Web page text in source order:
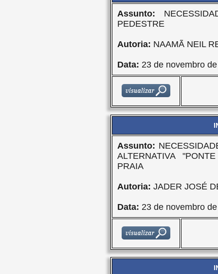
Assunto:
PEDESTRE
Autoria: NAAMÃ NEIL
Data: 23 de novembro
Assunto:
ALTERNATIVA
PRAIA
Autoria: JADER JOSÉ
Data: 23 de novembro